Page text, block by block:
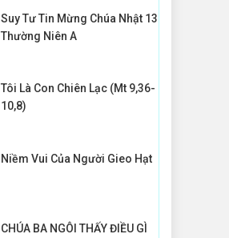
Suy Tư Tin Mừng Chúa Nhật 13
Thường Niên A
Tôi Là Con Chiên Lạc (Mt 9,36-
10,8)
Niềm Vui Của Người Gieo Hạt
CHÚA BA NGÔI THẤY ĐIỀU GÌ